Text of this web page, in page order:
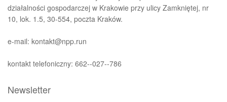
działalności gospodarczej w Krakowie przy ulicy Zamkniętej, nr
10, lok. 1.5, 30-554, poczta Kraków.
e-mail: kontakt@npp.run
kontakt telefoniczny: 662--027--786
Newsletter